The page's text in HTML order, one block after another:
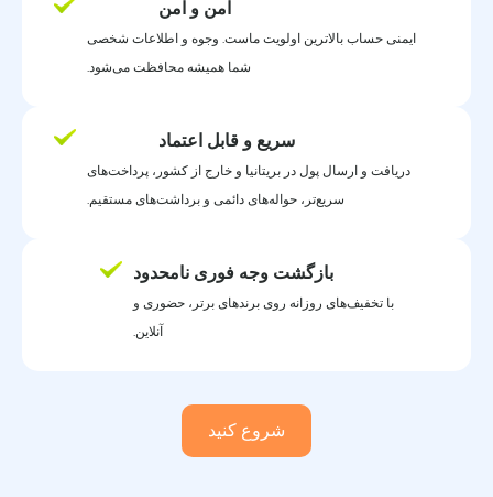
امن و امن
ایمنی حساب بالاترین اولویت ماست. وجوه و اطلاعات شخصی
شما همیشه محافظت می‌شود.
سریع و قابل اعتماد
دریافت و ارسال پول در بریتانیا و خارج از کشور، پرداخت‌های
سریع‌تر، حواله‌های دائمی و برداشت‌های مستقیم.
بازگشت وجه فوری نامحدود
با تخفیف‌های روزانه روی برندهای برتر، حضوری و
آنلاین.
شروع کنید